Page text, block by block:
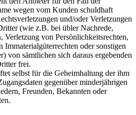
wegen vom Kunden schuldhaft
und/oder Verletzungen
(wie z.B. bei übler Nachrede,
Verletzung von Persönlichkeitsrechten,
Immaterialgüterrechten oder sonstigen
von sämtlichen sich daraus ergebenden
frei.
selbst für die Geheimhaltung der ihm
gegenüber minderjährigen
Freunden, Bekannten oder